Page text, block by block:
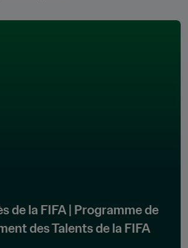
de la FIFA | Programme de
des Talents de la FIFA